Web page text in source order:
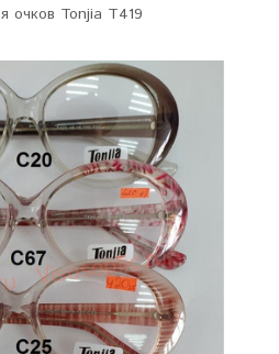
очков Tonjia T419